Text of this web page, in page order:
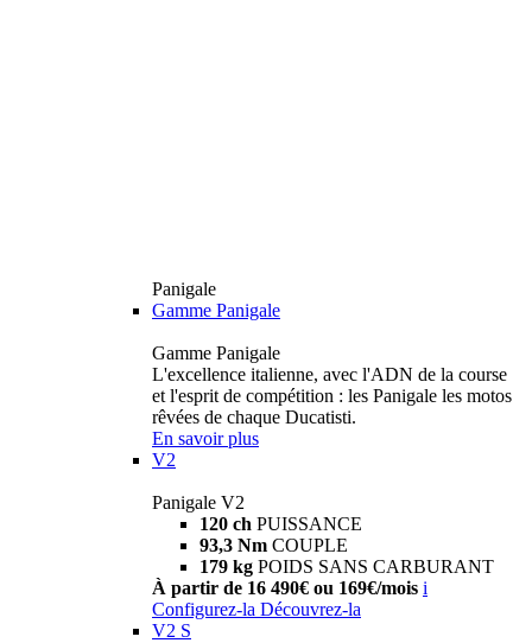
Panigale
Gamme Panigale
Gamme Panigale
L'excellence italienne, avec l'ADN de la course
et l'esprit de compétition : les Panigale les motos
rêvées de chaque Ducatisti.
En savoir plus
V2
Panigale V2
120 ch PUISSANCE
93,3 Nm COUPLE
179 kg POIDS SANS CARBURANT
À partir de 16 490€ ou 169€/mois i
Configurez-la Découvrez-la
V2 S